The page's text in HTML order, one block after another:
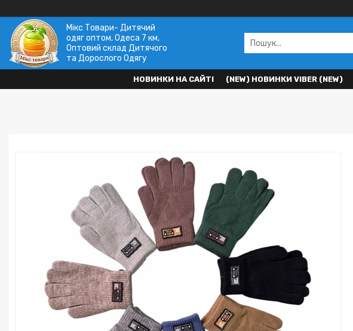
Мікс Товари- Дитячий
одяг оптом, Одеса 7 км,
Оптовий склад Дитячого
та Дорослого Одягу
НОВИНКИ НА САЙТІ (NEW) НОВИНКИ VIBER (NEW)